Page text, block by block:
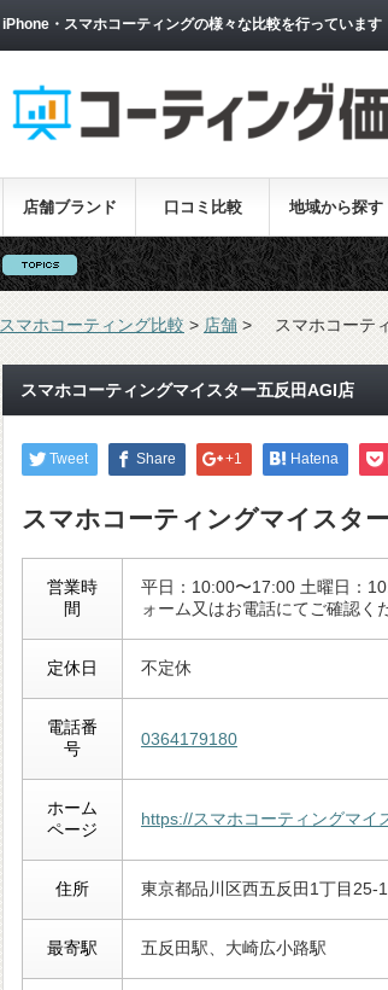
iPhone・スマホコーティングの様々な比較を行っています
店舗ブランド 口コミ比較 地域から探す
スマホコーティング比較 > 店舗 > スマホコーテ
スマホコーティングマイスター五反田AGI店
Tweet Share +1 Hatena
スマホコーティングマイスタ
営業時
間
平日：10:00〜17:00 土曜日：
ォーム又はお電話にてご確認く
定休日 不定休
電話番
号
0364179180
ホーム
ページ
https://スマホコーティングマ
住所 東京都品川区西五反田1丁目
最寄駅 五反田駅、大崎広小路駅